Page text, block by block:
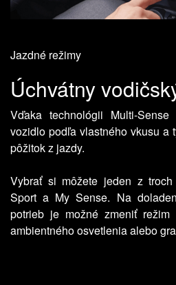
Jazdné režimy
Úchvátny
Vďaka technológii Multi-
vozidlo podľa vlastného vkusu a
pôžitok z jazdy.
Vybrať si môžete jeden z
Sport a My Sense. Na
potrieb je možné zmeniť režim
ambientného osvetlenia alebo